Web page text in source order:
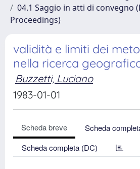
04.1 Saggio in atti di convegno
Proceedings)
validità e limiti dei
nella ricerca
Buzzetti, Luciano
1983-01-01
Scheda breve
Scheda
Scheda completa (DC)